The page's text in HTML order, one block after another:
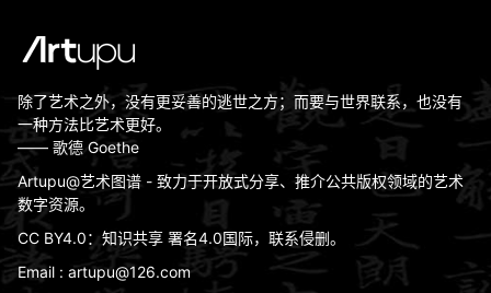
除了艺术之外，没有更妥善的逃世之方；而要与世界联系，也没有
一种方法比艺术更好。
—— 歌德 Goethe
Artupu@艺术图谱 - 致力于开放式分享、推介公共版权领域的艺术
数字资源。
CC BY4.0：知识共享 署名4.0国际，联系侵删。
Email : artupu@126.com